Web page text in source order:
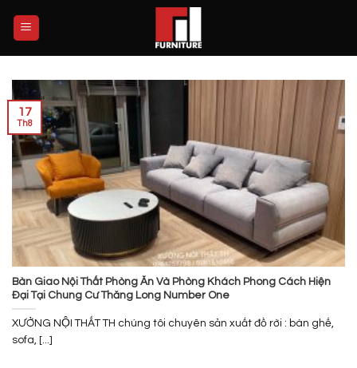
Bàn Giao Nội Thất Phòng Ăn Và Phòng Khách Phong Cách Hiện
Đại Tại Chung Cư Thăng Long Number One
XƯỞNG NỘI THẤT TH chúng tôi chuyên sản xuất đồ rời : bàn ghế,
sofa, [...]
17
Th8